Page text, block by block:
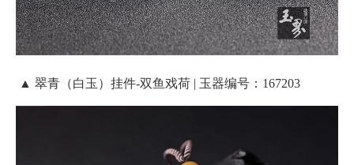
▲ 翠青（白玉）挂件-双鱼戏荷 | 玉器编号：167203